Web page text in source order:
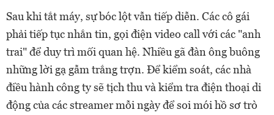
Sau khi tắt máy, sự bóc lột vẫn tiếp diễn. Các cô gái
phải tiếp tục nhắn tin, gọi điện video call với các "anh
trai" để duy trì mối quan hệ. Nhiều gã đàn ông buông
những lời gạ gẫm trắng trợn. Để kiểm soát, các nhà
điều hành công ty sẽ tịch thu và kiểm tra điện thoại di
động của các streamer mỗi ngày để soi mói hồ sơ trò